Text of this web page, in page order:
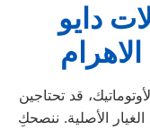
دايو
قد تحتاجين
الأصلية. ننصحكِ